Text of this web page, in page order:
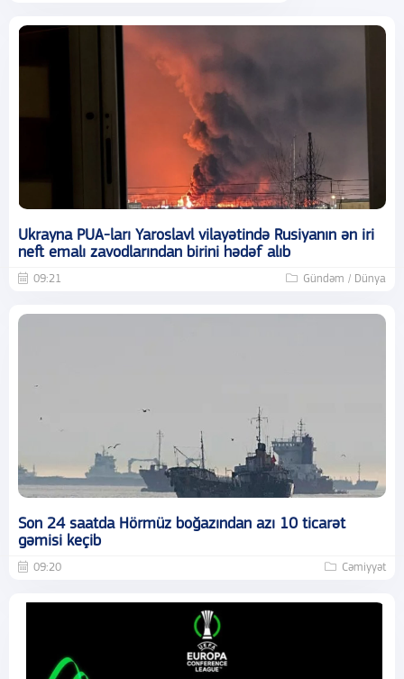
Ukrayna PUA-ları Yaroslavl vilayətində Rusiyanın ən iri
neft emalı zavodlarından birini hədəf alıb
09:21 Gündəm / Dünya
Son 24 saatda Hörmüz boğazından azı 10 ticarət
gəmisi keçib
09:20 Cəmiyyət